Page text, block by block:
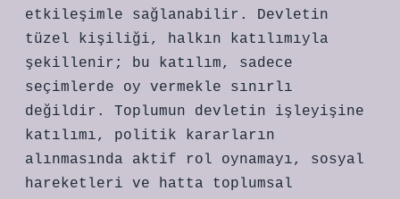
etkileşimle sağlanabilir. Devletin
tüzel kişiliği, halkın katılımıyla
şekillenir; bu katılım, sadece
seçimlerde oy vermekle sınırlı
değildir. Toplumun devletin işleyişine
katılımı, politik kararların
alınmasında aktif rol oynamayı, sosyal
hareketleri ve hatta toplumsal